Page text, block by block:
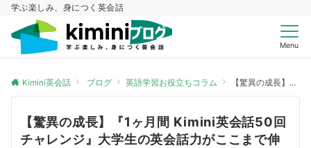
学ぶ楽しみ、身につく英会話
Menu
Kimini英会話 ブログ 英語学習お役立ちコラム 【驚異の成長】『1ヶ月間 Kimini英会話50回チャレンジ』大学生の英会話力がここまで伸びた！
【驚異の成長】『1ヶ月間 Kimini英会話50回
チャレンジ』大学生の英会話力がここまで伸